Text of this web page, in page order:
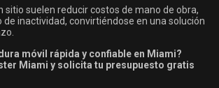
sitio suelen reducir costos de mano de obra,
inactividad, convirtiéndose en una solución
móvil rápida y confiable en Miami?
Miami y solicita tu presupuesto gratis